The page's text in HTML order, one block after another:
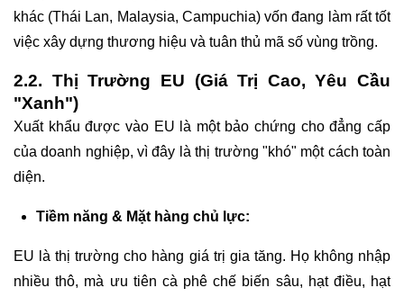
khác (Thái Lan, Malaysia, Campuchia) vốn đang làm rất tốt
việc xây dựng thương hiệu và tuân thủ mã số vùng trồng.
2.2. Thị Trường EU (Giá Trị Cao, Yêu Cầu
"Xanh")
Xuất khẩu được vào EU là một bảo chứng cho đẳng cấp
của doanh nghiệp, vì đây là thị trường "khó" một cách toàn
diện.
Tiềm năng & Mặt hàng chủ lực:
EU là thị trường cho hàng giá trị gia tăng. Họ không nhập
nhiều thô, mà ưu tiên cà phê chế biến sâu, hạt điều, hạt